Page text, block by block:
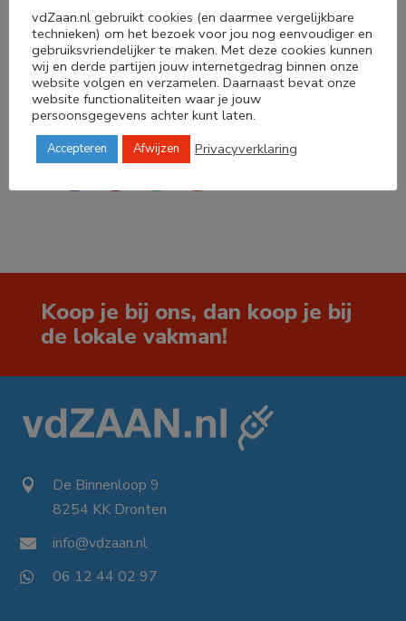
Deel dit product
Koop je bij ons, dan koop je bij
de lokale vakman!
 De Binnenloop 9
8254 KK Dronten
 info@vdzaan.nl
 06 12 44 02 97
vdZaan.nl gebruikt cookies (en daarmee vergelijkbare
technieken) om het bezoek voor jou nog eenvoudiger en
gebruiksvriendelijker te maken. Met deze cookies kunnen
wij en derde partijen jouw internetgedrag binnen onze
website volgen en verzamelen. Daarnaast bevat onze
website functionaliteiten waar je jouw
persoonsgegevens achter kunt laten.
Accepteren Afwijzen Privacyverklaring